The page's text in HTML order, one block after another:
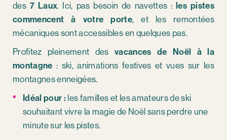
des 7 Laux. Ici, pas besoin de navettes : les pistes
commencent à votre porte, et les remontées
mécaniques sont accessibles en quelques pas.
Profitez pleinement desvacances de Noël à la
montagne : ski, animations festives et vues sur les
montagnes enneigées.
Idéal pour : les familles et les amateurs de ski
souhaitant vivre la magie de Noël sans perdre une
minute sur les pistes.